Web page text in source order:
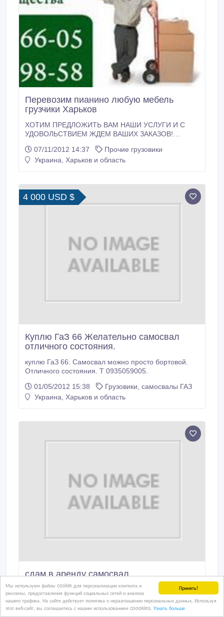
Принять!
Мы используем файлы cookie для персонализации контента и
рекламы, предоставления функций социальных сетей и анализа
нашего трафика. На сайте действует политика о неразглашении персональных данных. Используя
этот веб-сайт, вы соглашаетесь с нашим использованием coookies. Узнать больше
Перевозим пианино любую мебель
грузчики Харьков
ХОТИМ ПРЕДЛОЖИТЬ ВАМ НАШИ УСЛУГИ И С
УДОВОЛЬСТВИЕМ ЖДЕМ ВАШИХ ЗАКАЗОВ!
переезд по Харькову *Дачный переезд по
Харьковской области *Разборка/сборка мебели
крупногабаритных вещей (пианино, сейфов,
бильярдных столов и т.
07/11/2012 14:37
Прочие грузовики
Украина, Харьков и область
4 000 USD $
Куплю ГаЗ 66 Желательно самосвал
отличного состояния.
куплю ГаЗ 66. Самосвал можно просто бортовой.
Отличного состояния. Т 0935059005.
01/05/2012 15:38
Грузовики, самосвалы ГАЗ
Украина, Харьков и область
сдам в аренду самосвал
Сдам в аренду самосвал на длительный срок
Луганская, Донецкая, Харьковская, Полтавская,
Запорожская, Днепропетровская, Сумская обл,